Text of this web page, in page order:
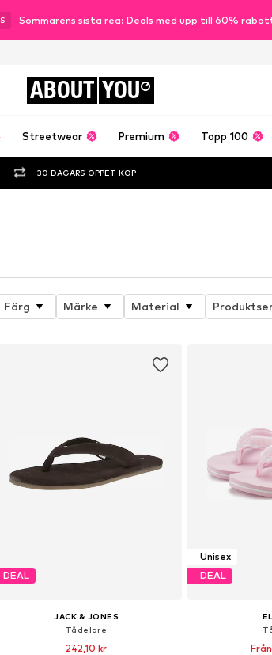
S Sommarens sista rea: Deals med upp till 60%
ABOUT YOU
Streetwear Premium Topp 100
30 DAGARS ÖPPET KÖP
Färg Märke Material
DEAL
JACK & JONES
Tådelare
242,10 kr
Unisex
DEAL